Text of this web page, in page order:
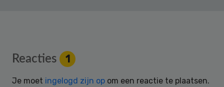
Reader
Interactions
Reacties 1
Je moet ingelogd zijn op om een reactie te plaatsen.